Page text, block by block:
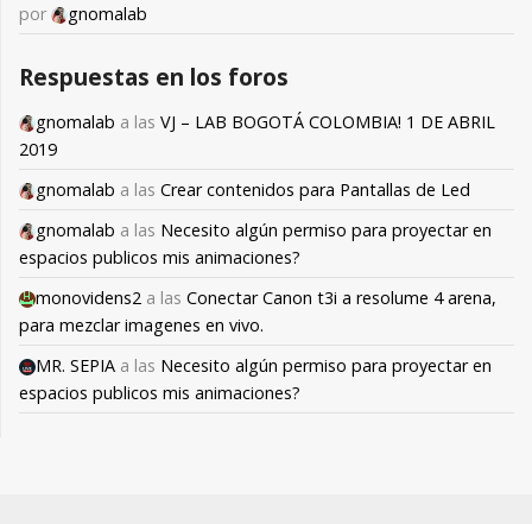
por
gnomalab
Respuestas en los foros
gnomalab a las VJ – LAB BOGOTÁ COLOMBIA! 1 DE ABRIL
2019
gnomalab a las Crear contenidos para Pantallas de Led
gnomalab a las Necesito algún permiso para proyectar en
espacios publicos mis animaciones?
monovidens2 a las Conectar Canon t3i a resolume 4 arena,
para mezclar imagenes en vivo.
MR. SEPIA a las Necesito algún permiso para proyectar en
espacios publicos mis animaciones?